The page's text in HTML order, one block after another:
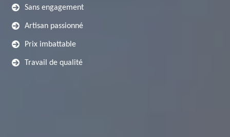
Sans engagement
Artisan passionné
Prix imbattable
Travail de qualité